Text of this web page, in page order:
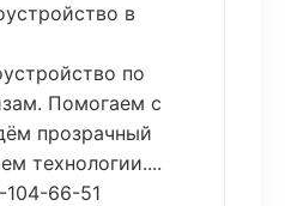
в
по
Помогаем с
прозрачный
технологии....
66-51